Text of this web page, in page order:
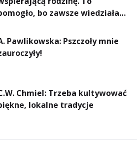
bo zawsze wiedziałam,
Pawlikowska: Pszczoły mnie
Chmiel: Trzeba kultywować
lokalne tradycje